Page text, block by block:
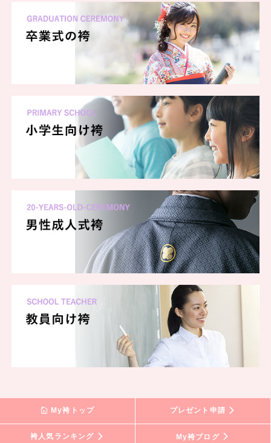
My袴トップ プレゼント申請
袴人気ランキング My袴ブログ